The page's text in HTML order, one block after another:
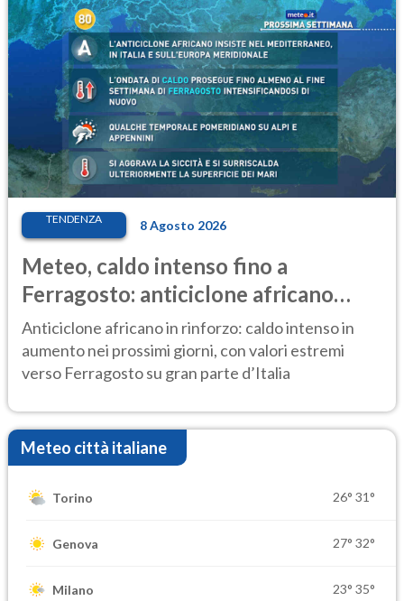
TENDENZA 8 Agosto 2026
Meteo, caldo intenso fino a
Ferragosto: anticiclone africano
ancora protagonista
Anticiclone africano in rinforzo: caldo intenso in
aumento nei prossimi giorni, con valori estremi
verso Ferragosto su gran parte d’Italia
Meteo città italiane
Torino 26° 31°
Genova 27° 32°
Milano 23° 35°